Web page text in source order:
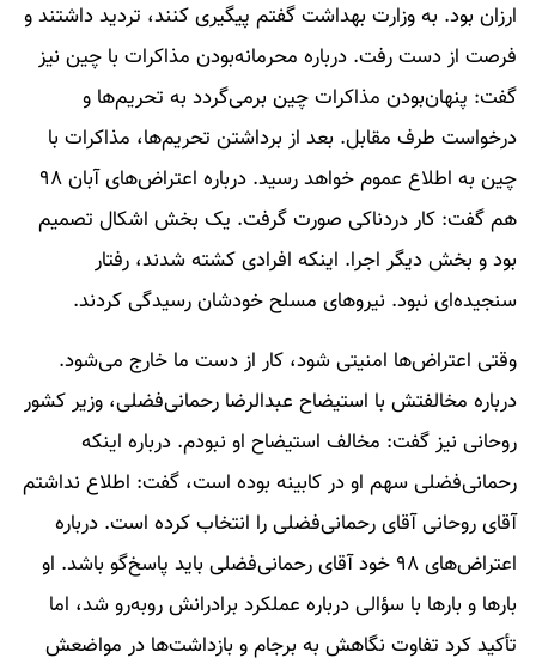
ارزان بود. به وزارت بهداشت گفتم پیگیری کنند، تردید داشتند و
فرصت از دست رفت. درباره محرمانه‌بودن مذاکرات با چین نیز
گفت: پنهان‌بودن مذاکرات چین برمی‌گردد به تحریم‌ها و
درخواست طرف مقابل. بعد از برداشتن تحریم‌ها، مذاکرات با
چین به اطلاع عموم خواهد رسید. درباره اعتراض‌های آبان ۹۸
هم گفت: کار دردناکی صورت گرفت. یک بخش اشکال تصمیم
بود و بخش دیگر اجرا. اینکه افرادی کشته شدند، رفتار
سنجیده‌ای نبود. نیروهای مسلح خودشان رسیدگی کردند.
وقتی اعتراض‌ها امنیتی شود، کار از دست ما خارج می‌شود.
درباره مخالفتش با استیضاح عبدالرضا رحمانی‌فضلی، وزیر کشور
روحانی ‌نیز گفت: مخالف استیضاح او نبودم. درباره اینکه
رحمانی‌فضلی سهم او در کابینه بوده است، گفت: اطلاع نداشتم
آقای روحانی آقای رحمانی‌فضلی را انتخاب کرده است. درباره
اعتراض‌های ۹۸ خود آقای رحمانی‌فضلی باید پاسخ‌گو باشد. او
بارها و بارها با سؤالی درباره عملکرد برادرانش روبه‌رو شد، اما
تأکید کرد تفاوت نگاهش به برجام و بازداشت‌ها در مواضعش